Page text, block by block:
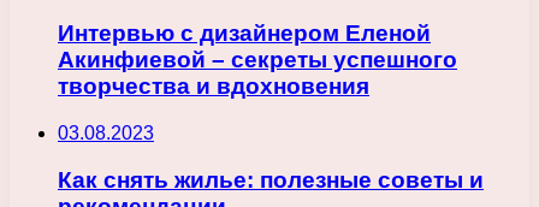
Интервью с дизайнером Еленой
Акинфиевой – секреты успешного
творчества и вдохновения
03.08.2023
Как снять жилье: полезные советы и